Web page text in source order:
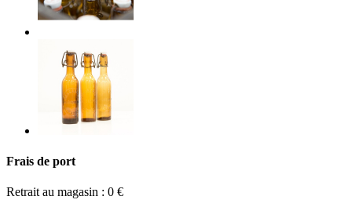
Frais de port
Retrait au magasin : 0 €